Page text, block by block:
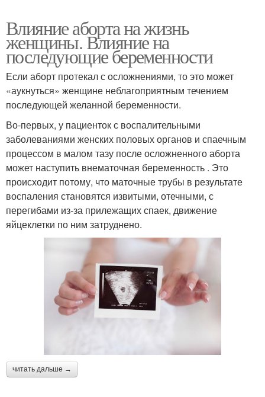
Влияние аборта на жизнь
женщины. Влияние на
последующие беременности
Если аборт протекал с осложнениями, то это может
«аукнуться» женщине неблагоприятным течением
последующей желанной беременности.
Во-первых, у пациенток с воспалительными
заболеваниями женских половых органов и спаечным
процессом в малом тазу после осложненного аборта
может наступить внематочная беременность . Это
происходит потому, что маточные трубы в результате
воспаления становятся извитыми, отечными, с
перегибами из-за прилежащих спаек, движение
яйцеклетки по ним затруднено.
читать дальше →